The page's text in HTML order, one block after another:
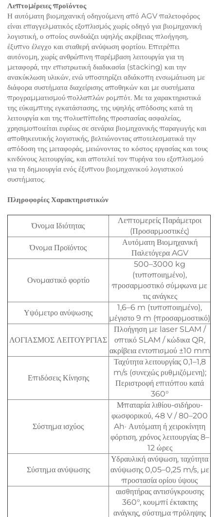
Λεπτομέρειες προϊόντος
Η αυτόματη βιομηχανική οδηγούμενη από AGV παλετοφόρος
είναι επαγγελματικός εξοπλισμός χωρίς οδηγό για βιομηχανική
λογιστική, ο οποίος συνδυάζει υψηλής ακρίβειας πλοήγηση,
έξυπνο έλεγχο και σταθερή ανύψωση φορτίου. Επιτρέπει
αυτόνομη, χωρίς ανθρώπινη παρέμβαση λειτουργία για τη
μεταφορά, την επιστρωτική διαδικασία (stacking) και την
ανακύκλωση υλικών, ενώ υποστηρίζει αδιάκοπη ενσωμάτωση με
διάφορα συστήματα διαχείρισης αποθηκών και με συστήματα
προγραμματισμού πολλαπλών ρομπότ. Με τα χαρακτηριστικά
της εύκαμπτης εγκατάστασης, της υψηλής απόδοσης κατά τη
λειτουργία και της πολυεπίπεδης προστασίας ασφαλείας,
χρησιμοποιείται ευρέως σε σενάρια βιομηχανικής παραγωγής και
αποθηκευτικής λογιστικής, βελτιώνοντας αποτελεσματικά την
απόδοση της μεταφοράς, μειώνοντας το κόστος εργασίας και τους
κινδύνους λειτουργίας, και αποτελεί τον πυρήνα του εξοπλισμού
για τη δημιουργία ενός έξυπνου βιομηχανικού λογιστικού
συστήματος.
Πληροφορίες Χαρακτηριστικών
Όνομα Ιδιότητας
Λεπτομερείς Παράμετροι
(Προσαρμοστικές)
Όνομα Προϊόντος
Αυτόματη Βιομηχανική
Παλετόγερα AGV
Ονομαστικό φορτίο
500–3000 kg
(τυποποιημένο),
προσαρμοστικό σύμφωνα με
τις ανάγκες
Υψόμετρο ανύψωσης
1,6–6 m (τυποποιημένο),
μέγιστο 9 m (προσαρμοστικό)
ΛΟΓΙΑΣΜΟΣ ΛΕΙΤΟΥΡΓΙΑΣ
Πλοήγηση με laser SLAM /
οπτικό SLAM / κώδικα QR,
ακρίβεια εντοπισμού ±10 mm
Επιδόσεις Κίνησης
Ταχύτητα λειτουργίας 0,1–1,8
m/s (συνεχώς ρυθμιζόμενη);
Περιστροφή επιτόπου κατά
360°
Σύστημα ισχύος
Μπαταρία λιθίου-σιδήρου-
φωσφορικού, 48 V / 80–200
Ah· Αυτόματη ή χειροκίνητη
φόρτιση, χρόνος λειτουργίας 8–
12 ώρες
Σύστημα ανύψωσης
Υδραυλική ανύψωση, ταχύτητα
ανύψωσης 0,05–0,25 m/s, με
προστασία ορίου ύψους
αισθητήρας αντισύγκρουσης
360°, κουμπί έκτακτης
ανάγκης, σύστημα πρόληψης